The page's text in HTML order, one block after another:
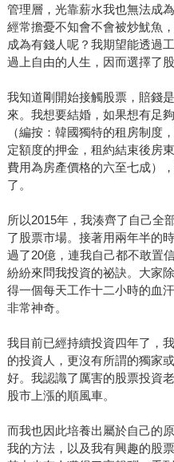
管理層，光靠薪水我也無法成
經常擔憂不知會不會被炒魷魚
成為有錢人呢？我期望能透過
過上自由的人生，因而選擇了股
我知道剛開始接觸股票，賠錢
來。我想要結婚，如果想有足
（編按：韓國獨特的租房制度
定額度的押金，租約結束後房
費用為房產價格的六至七成）
了。
所以2015年，我湊齊了自己全
了股票市場。接著用兩年半的
過了20億，連我自己都不敢置
紛紛來問我投資的祕訣。大家
得一個每天工作十二小時的血
非常神奇。
我目前已經持續投資四年了，
的投資人，更沒有所謂的獨家
好。我認識了厲害的股票投資
股市上漲的順風車。
而我也因此培養出屬於自己的
我的方法，以及我有興趣的股